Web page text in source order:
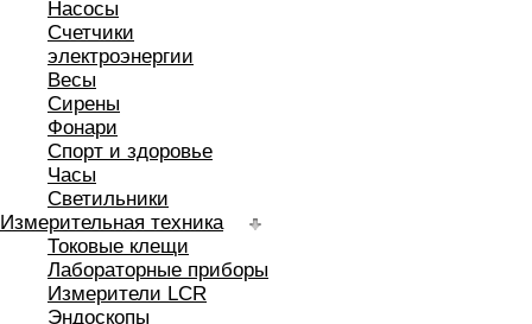
Насосы
Счетчики
электроэнергии
Весы
Сирены
Фонари
Спорт и здоровье
Часы
Светильники
Измерительная техника
Токовые клещи
Лабораторные приборы
Измерители LCR
Эндоскопы